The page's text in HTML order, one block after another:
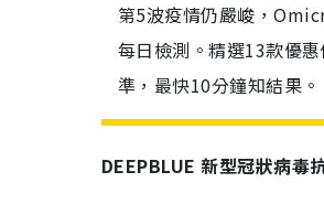
第5波疫情仍嚴峻，
每日檢測。精選13款優
準，最快10分鐘知結果。
DEEPBLUE 新型冠狀病毒